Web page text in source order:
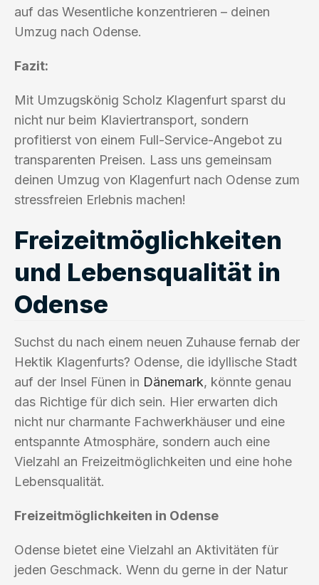
auf das Wesentliche konzentrieren – deinen
Umzug nach Odense.
Fazit:
Mit Umzugskönig Scholz Klagenfurt sparst du
nicht nur beim Klaviertransport, sondern
profitierst von einem Full-Service-Angebot zu
transparenten Preisen. Lass uns gemeinsam
deinen Umzug von Klagenfurt nach Odense zum
stressfreien Erlebnis machen!
Freizeitmöglichkeiten
und Lebensqualität in
Odense
Suchst du nach einem neuen Zuhause fernab der
Hektik Klagenfurts? Odense, die idyllische Stadt
auf der Insel Fünen in Dänemark, könnte genau
das Richtige für dich sein. Hier erwarten dich
nicht nur charmante Fachwerkhäuser und eine
entspannte Atmosphäre, sondern auch eine
Vielzahl an Freizeitmöglichkeiten und eine hohe
Lebensqualität.
Freizeitmöglichkeiten in Odense
Odense bietet eine Vielzahl an Aktivitäten für
jeden Geschmack. Wenn du gerne in der Natur